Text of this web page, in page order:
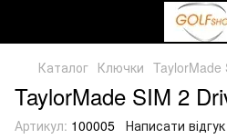
Каталог Ключки TaylorMade
TaylorMade SIM 2
Артикул: 100005 Написати відгук